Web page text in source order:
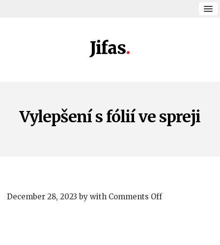
Jifas
Vylepšení s fólií ve spreji
December 28, 2023 bywith Comments Offon